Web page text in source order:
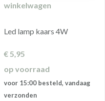
winkelwagen
Led lamp kaars 4W
€5,95
op voorraad
voor 15:00 besteld, vandaag
verzonden